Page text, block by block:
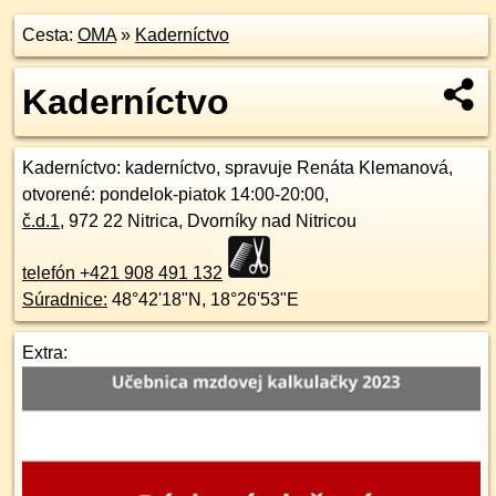
Cesta: OMA» Kaderníctvo
Kaderníctvo
Kaderníctvo: kaderníctvo, spravuje Renáta Klemanová,
otvorené: pondelok-piatok 14:00-20:00,
č.d.1, 972 22 Nitrica, Dvorníky nad Nitricou
telefón +421 908 491 132
Súradnice: 48°42'18"N , 18°26'53"E
Extra: